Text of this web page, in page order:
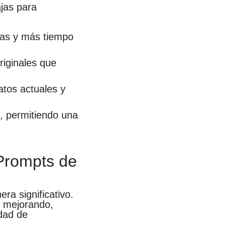
para
y más tiempo
que
actuales y
permitiendo una
de
significativo.
de